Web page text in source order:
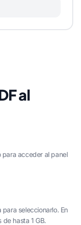
al
acceder al panel
seleccionarlo. En
hasta 1 GB.